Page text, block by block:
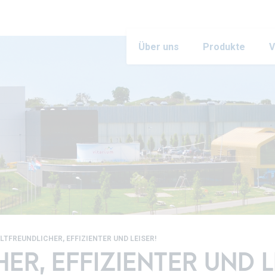
Über uns Produkte
EFFIZIENTER UND LEISER!
EFFIZIENTER UND